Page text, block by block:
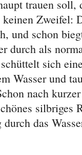
trauen soll,
keinen Zweifel:
und schon
durch als
sich
Wasser und
nach
silbriges
das